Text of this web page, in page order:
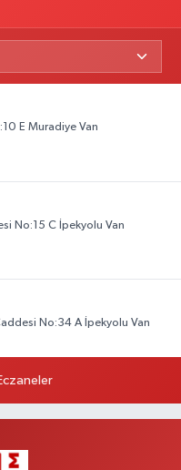
E Muradiye Van
No:15 C İpekyolu Van
No:34 A İpekyolu Van
F Erciş Van